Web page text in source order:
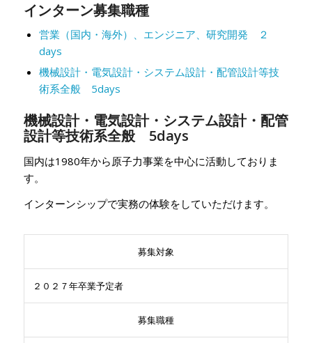
インターン募集職種
営業（国内・海外）、エンジニア、研究開発 ２
days
機械設計・電気設計・システム設計・配管設計等技
術系全般 5days
機械設計・電気設計・システム設計・配管
設計等技術系全般 5days
国内は1980年から原子力事業を中心に活動しておりま
す。
インターンシップで実務の体験をしていただけます。
募集対象
２０２７年卒業予定者
募集職種